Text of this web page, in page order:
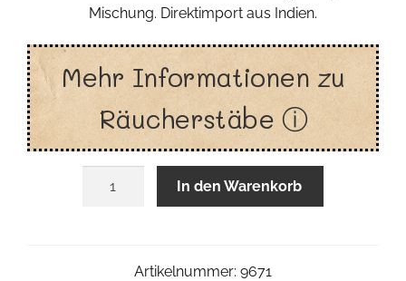
Mischung. Direktimport aus Indien.
Mehr Informationen zu
Räucherstäbe ⓘ
In den Warenkorb
Artikelnummer: 9671